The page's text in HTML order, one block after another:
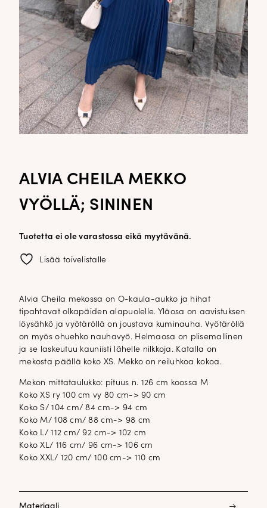
ALVIA CHEILA MEKKO
VYÖLLÄ; SININEN
Tuotetta ei ole varastossa eikä myytävänä.
Lisää toivelistalle
Alvia Cheila mekossa on O-kaula-aukko ja hihat
tipahtavat olkapäiden alapuolelle. Yläosa on aavistuksen
löysähkö ja vyötäröllä on joustava kuminauha. Vyötäröllä
on myös ohuehko nauhavyö. Helmaosa on plisemallinen
ja se laskeutuu kauniisti lähelle nilkkoja. Katalla on
mekosta päällä koko XS. Mekko on reiluhkoa kokoa.
Mekon mittataulukko: pituus n. 126 cm koossa M
Koko XS ry 100 cm vy 80 cm-> 90 cm
Koko S/ 104 cm/ 84 cm-> 94 cm
Koko M/ 108 cm/ 88 cm-> 98 cm
Koko L/ 112 cm/ 92 cm-> 102 cm
Koko XL/ 116 cm/ 96 cm-> 106 cm
Koko XXL/ 120 cm/ 100 cm-> 110 cm